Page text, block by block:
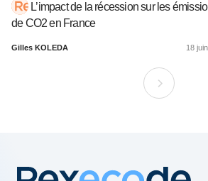
L’impact de la récession sur les
de CO2 en France
Gilles KOLEDA 18